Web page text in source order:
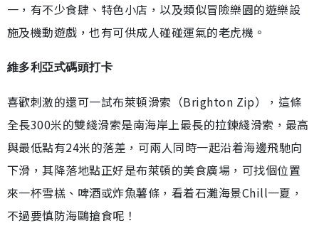
一，有不少食肆、特色小店，以及類似冒險樂園的遊樂設
施及機動遊戲，也有可供成人碰碰運氣的老虎機。
維多利亞式碼頭打卡
喜歡刺激的還可一試布萊頓滑索（Brighton Zip），這條
全長300米的雙綫滑索是南海岸上最長的拉鍊綫滑索，最高
與最低點有24米的落差，可兩人同時一起沿着海邊飛馳向
下滑，其降落地點正好是布萊頓的美食廣場，可找個位置
來一杯雪榚、啤酒或炸魚薯條，看着石灘海景Chill一夏，
不過要慎防海鷗搶食呢！